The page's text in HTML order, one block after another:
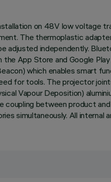
on 48V low voltage
The thermoplastic
adjusted independently.
the App Store and Google
which enables smart
for tools. The projector
Vapour Deposition)
between product
simultaneously. All